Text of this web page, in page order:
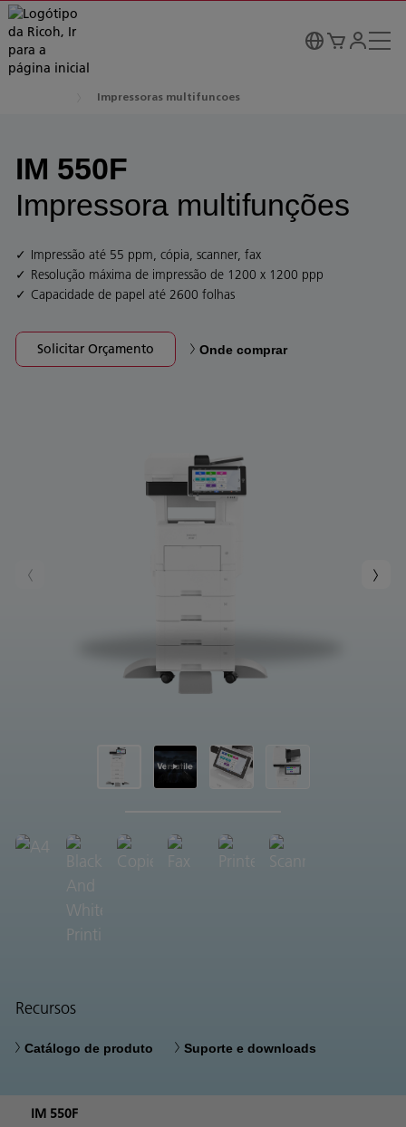
Impressoras multifuncoes
IM 550F
Impressora multifunções
Impressão até 55 ppm, cópia, scanner, fax
Resolução máxima de impressão de 1200 x 1200 ppp
Capacidade de papel até 2600 folhas
Solicitar Orçamento Onde comprar
Recursos
Catálogo de produto Suporte e downloads
IM 550F